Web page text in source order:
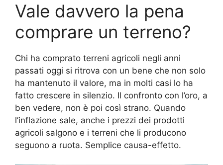
Vale davvero la pena
comprare un terreno?
Chi ha comprato terreni agricoli negli anni
passati oggi si ritrova con un bene che non solo
ha mantenuto il valore, ma in molti casi lo ha
fatto crescere in silenzio. Il confronto con l’oro, a
ben vedere, non è poi così strano. Quando
l’inflazione sale, anche i prezzi dei prodotti
agricoli salgono e i terreni che li producono
seguono a ruota. Semplice causa-effetto.